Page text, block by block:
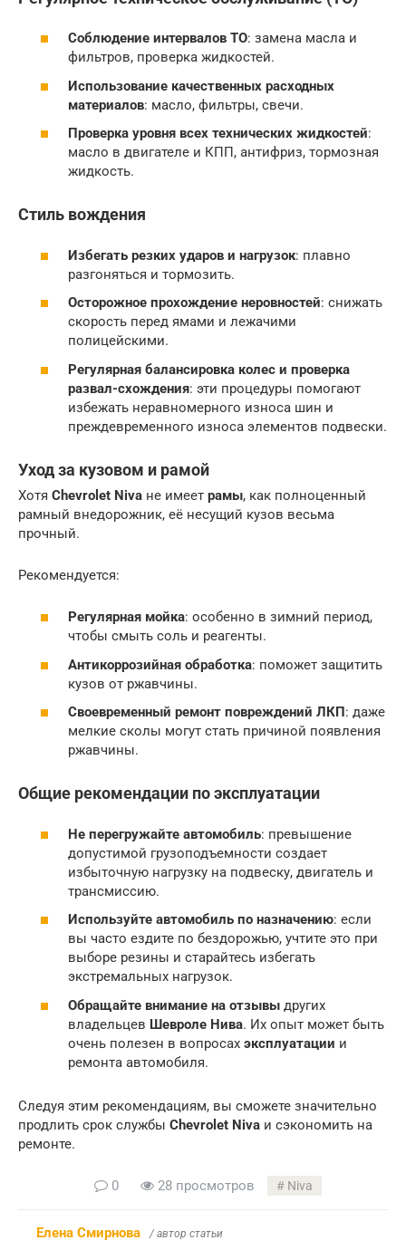
Соблюдение интервалов ТО: замена масла и
фильтров, проверка жидкостей.
Использование качественных расходных
материалов: масло, фильтры, свечи.
Проверка уровня всех технических жидкостей:
масло в двигателе и КПП, антифриз, тормозная
жидкость.
Стиль вождения
Избегать резких ударов и нагрузок: плавно
разгоняться и тормозить.
Осторожное прохождение неровностей: снижать
скорость перед ямами и лежачими
полицейскими.
Регулярная балансировка колес и проверка
развал-схождения: эти процедуры помогают
избежать неравномерного износа шин и
преждевременного износа элементов подвески.
Уход за кузовом и рамой
Хотя Chevrolet Niva не имеет рамы, как полноценный
рамный внедорожник, её несущий кузов весьма
прочный.
Рекомендуется:
Регулярная мойка: особенно в зимний период,
чтобы смыть соль и реагенты.
Антикоррозийная обработка: поможет защитить
кузов от ржавчины.
Своевременный ремонт повреждений ЛКП: даже
мелкие сколы могут стать причиной появления
ржавчины.
Общие рекомендации по эксплуатации
Не перегружайте автомобиль: превышение
допустимой грузоподъемности создает
избыточную нагрузку на подвеску, двигатель и
трансмиссию.
Используйте автомобиль по назначению: если
вы часто ездите по бездорожью, учтите это при
выборе резины и старайтесь избегать
экстремальных нагрузок.
Обращайте внимание на отзывы других
владельцев Шевроле Нива. Их опыт может быть
очень полезен в вопросах эксплуатации и
ремонта автомобиля.
Следуя этим рекомендациям, вы сможете значительно
продлить срок службы Chevrolet Niva и сэкономить на
ремонте.
0 28 просмотров Niva
Елена Смирнова / автор статьи